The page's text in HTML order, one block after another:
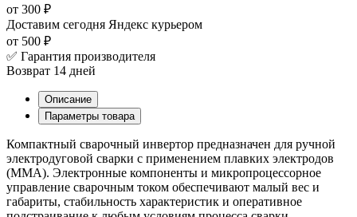
от 300 ₽
Доставим сегодня Яндекс курьером
от 500 ₽
✅ Гарантия производителя
Возврат 14 дней
Описание
Параметры товара
Компактный сварочный инвертор предназначен для ручной
электродуговой сварки с применением плавких электродов
(ММА). Электронные компоненты и микропроцессорное
управление сварочным током обеспечивают малый вес и
габариты, стабильность характеристик и оперативное